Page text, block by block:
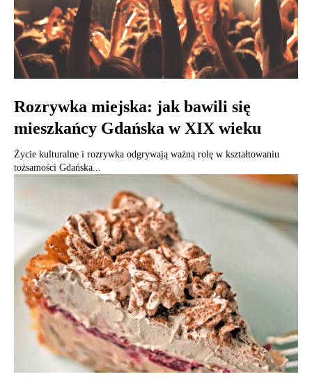
Rozrywka miejska: jak bawili się
mieszkańcy Gdańska w XIX wieku
Życie kulturalne i rozrywka odgrywają ważną rolę w kształtowaniu
tożsamości Gdańska...